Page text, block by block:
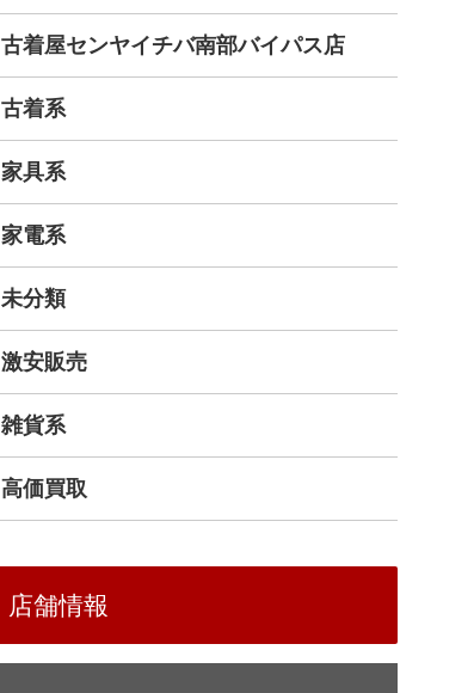
古着屋センヤイチバ南部バイパス店
古着系
家具系
家電系
未分類
激安販売
雑貨系
高価買取
店舗情報